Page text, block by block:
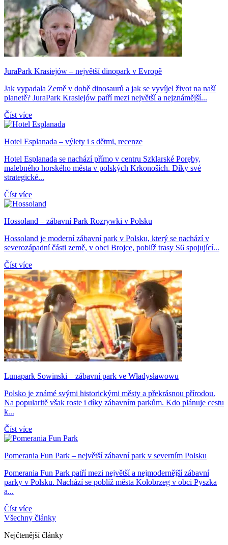
JuraPark Krasiejów – největší dinopark v Evropě
Jak vypadala Země v době dinosaurů a jak se vyvíjel život na naší
planetě? JuraPark Krasiejów patří mezi největší a nejznámější...
Číst více
Hotel Esplanada – výlety i s dětmi, recenze
Hotel Esplanada se nachází přímo v centru Szklarské Poręby,
malebného horského města v polských Krkonoších. Díky své
strategické...
Číst více
Hossoland – zábavní Park Rozrywki v Polsku
Hossoland je moderní zábavní park v Polsku, který se nachází v
severozápadní části země, v obci Brojce, poblíž trasy S6 spojující...
Číst více
Lunapark Sowinski – zábavní park ve Władysławowu
Polsko je známé svými historickými městy a překrásnou přírodou.
Na popularitě však roste i díky zábavním parkům. Kdo plánuje cestu
k...
Číst více
Pomerania Fun Park – největší zábavní park v severním Polsku
Pomerania Fun Park patří mezi největší a nejmodernější zábavní
parky v Polsku. Nachází se poblíž města Kołobrzeg v obci Pyszka
a...
Číst více
Všechny články
Nejčtenější články